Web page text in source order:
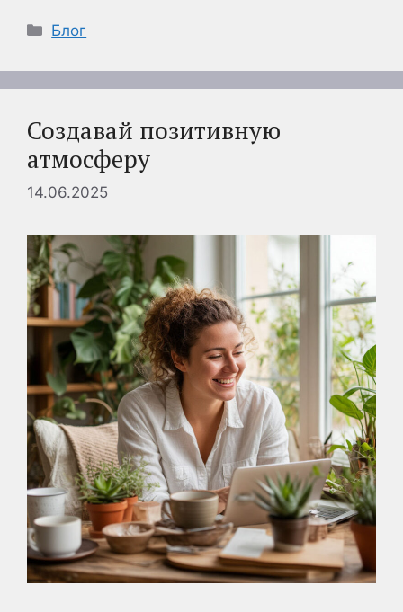
Рубрики
Блог
Создавай позитивную
атмосферу
14.06.2025